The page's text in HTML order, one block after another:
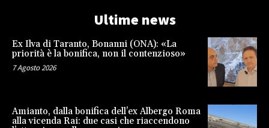
Ultime news
Ex Ilva di Taranto, Bonanni (ONA): «La
priorità è la bonifica, non il contenzioso»
7 Agosto 2026
Amianto, dalla bonifica dell’ex Albergo Roma
alla vicenda Rai: due casi che riaccendono